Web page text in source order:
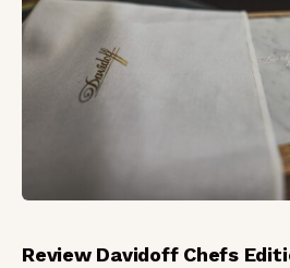
Review Davidoff Chefs